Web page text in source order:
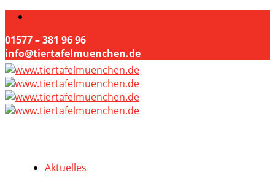
01577 – 381 96 96
info@tiertafelmuenchen.de
Aktuelles